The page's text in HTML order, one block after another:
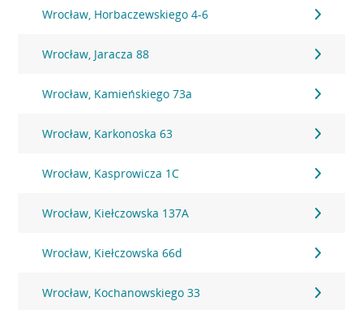
Wrocław, Horbaczewskiego 4-6
Wrocław, Jaracza 88
Wrocław, Kamieńskiego 73a
Wrocław, Karkonoska 63
Wrocław, Kasprowicza 1C
Wrocław, Kiełczowska 137A
Wrocław, Kiełczowska 66d
Wrocław, Kochanowskiego 33